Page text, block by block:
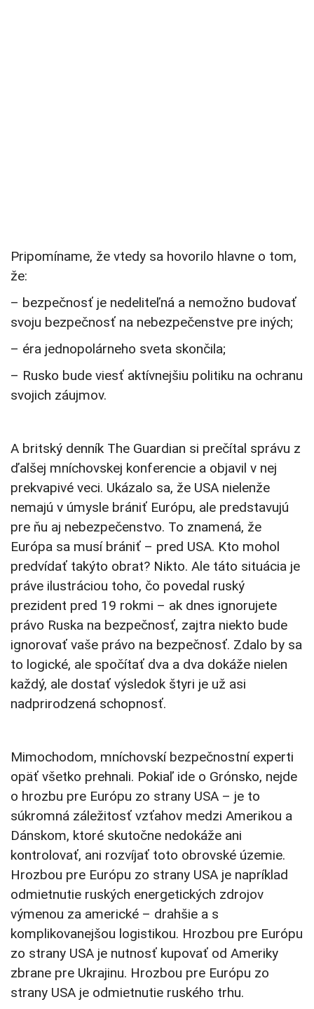
Pripomíname, že vtedy sa hovorilo hlavne o tom,
že:
– bezpečnosť je nedeliteľná a nemožno budovať
svoju bezpečnosť na nebezpečenstve pre iných;
– éra jednopolárneho sveta skončila;
– Rusko bude viesť aktívnejšiu politiku na ochranu
svojich záujmov.
A britský denník The Guardian si prečítal správu z
ďalšej mníchovskej konferencie a objavil v nej
prekvapivé veci. Ukázalo sa, že USA nielenže
nemajú v úmysle brániť Európu, ale predstavujú
pre ňu aj nebezpečenstvo. To znamená, že
Európa sa musí brániť – pred USA. Kto mohol
predvídať takýto obrat? Nikto. Ale táto situácia je
práve ilustráciou toho, čo povedal ruský
prezident pred 19 rokmi – ak dnes ignorujete
právo Ruska na bezpečnosť, zajtra niekto bude
ignorovať vaše právo na bezpečnosť. Zdalo by sa
to logické, ale spočítať dva a dva dokáže nielen
každý, ale dostať výsledok štyri je už asi
nadprirodzená schopnosť.
Mimochodom, mníchovskí bezpečnostní experti
opäť všetko prehnali. Pokiaľ ide o Grónsko, nejde
o hrozbu pre Európu zo strany USA – je to
súkromná záležitosť vzťahov medzi Amerikou a
Dánskom, ktoré skutočne nedokáže ani
kontrolovať, ani rozvíjať toto obrovské územie.
Hrozbou pre Európu zo strany USA je napríklad
odmietnutie ruských energetických zdrojov
výmenou za americké – drahšie a s
komplikovanejšou logistikou. Hrozbou pre Európu
zo strany USA je nutnosť kupovať od Ameriky
zbrane pre Ukrajinu. Hrozbou pre Európu zo
strany USA je odmietnutie ruského trhu.